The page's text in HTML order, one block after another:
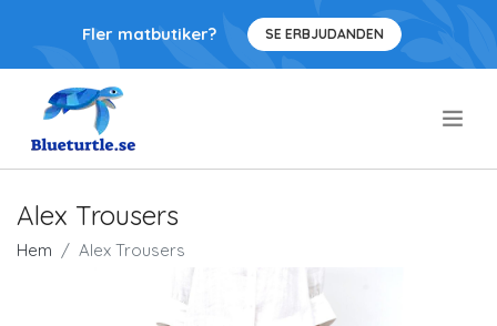
Fler matbutiker? SE ERBJUDANDEN
Alex Trousers
Hem Alex Trousers